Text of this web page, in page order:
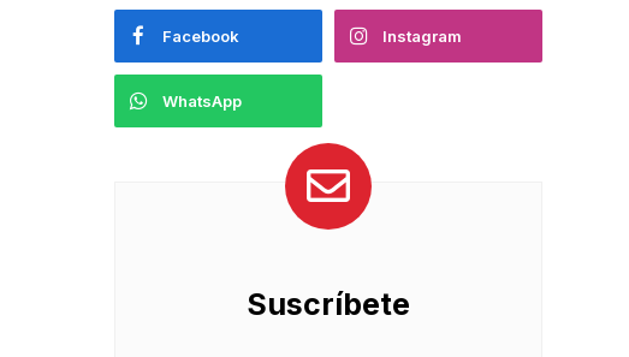
Facebook Instagram
WhatsApp
Suscríbete